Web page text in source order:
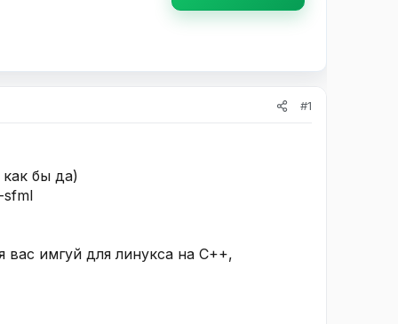
#1
бы да)
sfml
имгуй для линукса на C++,